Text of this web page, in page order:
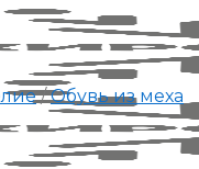
/ Обувь из меха